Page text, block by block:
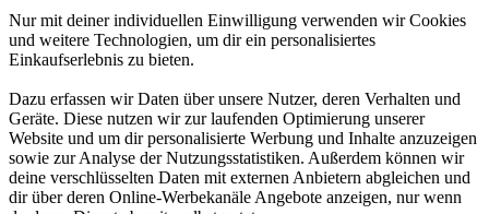
Nur mit deiner individuellen Einwilligung verwenden wir Cookies
und weitere Technologien, um dir ein personalisiertes
Einkaufserlebnis zu bieten.
Dazu erfassen wir Daten über unsere Nutzer, deren Verhalten und
Geräte. Diese nutzen wir zur laufenden Optimierung unserer
Website und um dir personalisierte Werbung und Inhalte anzuzeigen
sowie zur Analyse der Nutzungsstatistiken. Außerdem können wir
deine verschlüsselten Daten mit externen Anbietern abgleichen und
dir über deren Online-Werbekanäle Angebote anzeigen, nur wenn